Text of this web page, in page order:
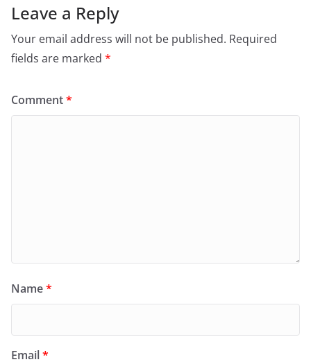
Leave a Reply
Your email address will not be published. Required
fields are marked *
Comment*
Name*
Email*